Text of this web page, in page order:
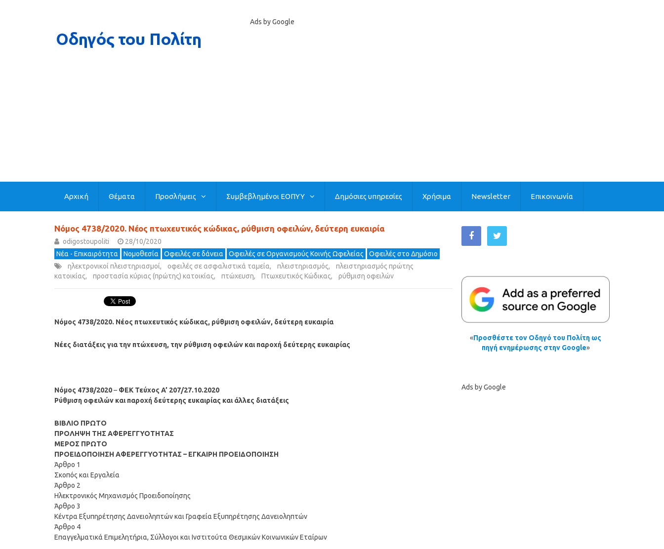
Ads by Google
Αρχική Θέματα Προσλήψεις Συμβεβλημένοι ΕΟΠΥΥ Δημόσιες υπηρεσίες Χρήσιμα Newsletter Επικοινωνία
Νόμος 4738/2020. Νέος πτωχευτικός κώδικας, ρύθμιση οφειλών, δεύτερη ευκαιρία
odigostoupoliti
28/10/2020
Νέα - Επικαιρότητα
Νομοθεσία Οφειλές σε δάνεια Οφειλές σε Οργανισμούς Κοινής Ωφελείας
Οφειλές στο Δημόσιο
ηλεκτρονικοί πλειστηριασμοί, οφειλές σε ασφαλιστικά ταμεία, πλειστηριασμός,
πλειστηριασμός πρώτης
κατοικίας, προστασία κύριας (πρώτης) κατοικίας, πτώχευση, Πτωχευτικός Κώδικας, ρύθμιση οφειλών
Νόμος 4738/2020. Νέος πτωχευτικός κώδικας, ρύθμιση οφειλών, δεύτερη ευκαιρία
Νέες διατάξεις για την πτώχευση, την ρύθμιση οφειλών και παροχή δεύτερης ευκαιρίας
Νόμος 4738/2020– ΦΕΚ Τεύχος A’ 207/27.10.2020
Ρύθμιση οφειλών και παροχή δεύτερης ευκαιρίας και άλλες διατάξεις
ΒΙΒΛΙΟ ΠΡΩΤΟ
ΠΡΟΛΗΨΗ ΤΗΣ ΑΦΕΡΕΓΓΥΟΤΗΤΑΣ
ΜΕΡΟΣ ΠΡΩΤΟ
ΠΡΟΕΙΔΟΠΟΙΗΣΗ ΑΦΕΡΕΓΓΥΟΤΗΤΑΣ – ΕΓΚΑΙΡΗ ΠΡΟΕΙΔΟΠΟΙΗΣΗ
Άρθρο 1
Σκοπός και Εργαλεία
Άρθρο 2
Ηλεκτρονικός Μηχανισμός Προειδοποίησης
Άρθρο 3
Κέντρα Εξυπηρέτησης Δανειοληπτών και Γραφεία Εξυπηρέτησης Δανειοληπτών
Άρθρο 4
Επαγγελματικά Επιμελητήρια, Σύλλογοι και Ινστιτούτα Θεσμικών Κοινωνικών Εταίρων
«Προσθέστε τον Οδηγό του Πολίτη ως
πηγή ενημέρωσης στην Google»
Ads by Google